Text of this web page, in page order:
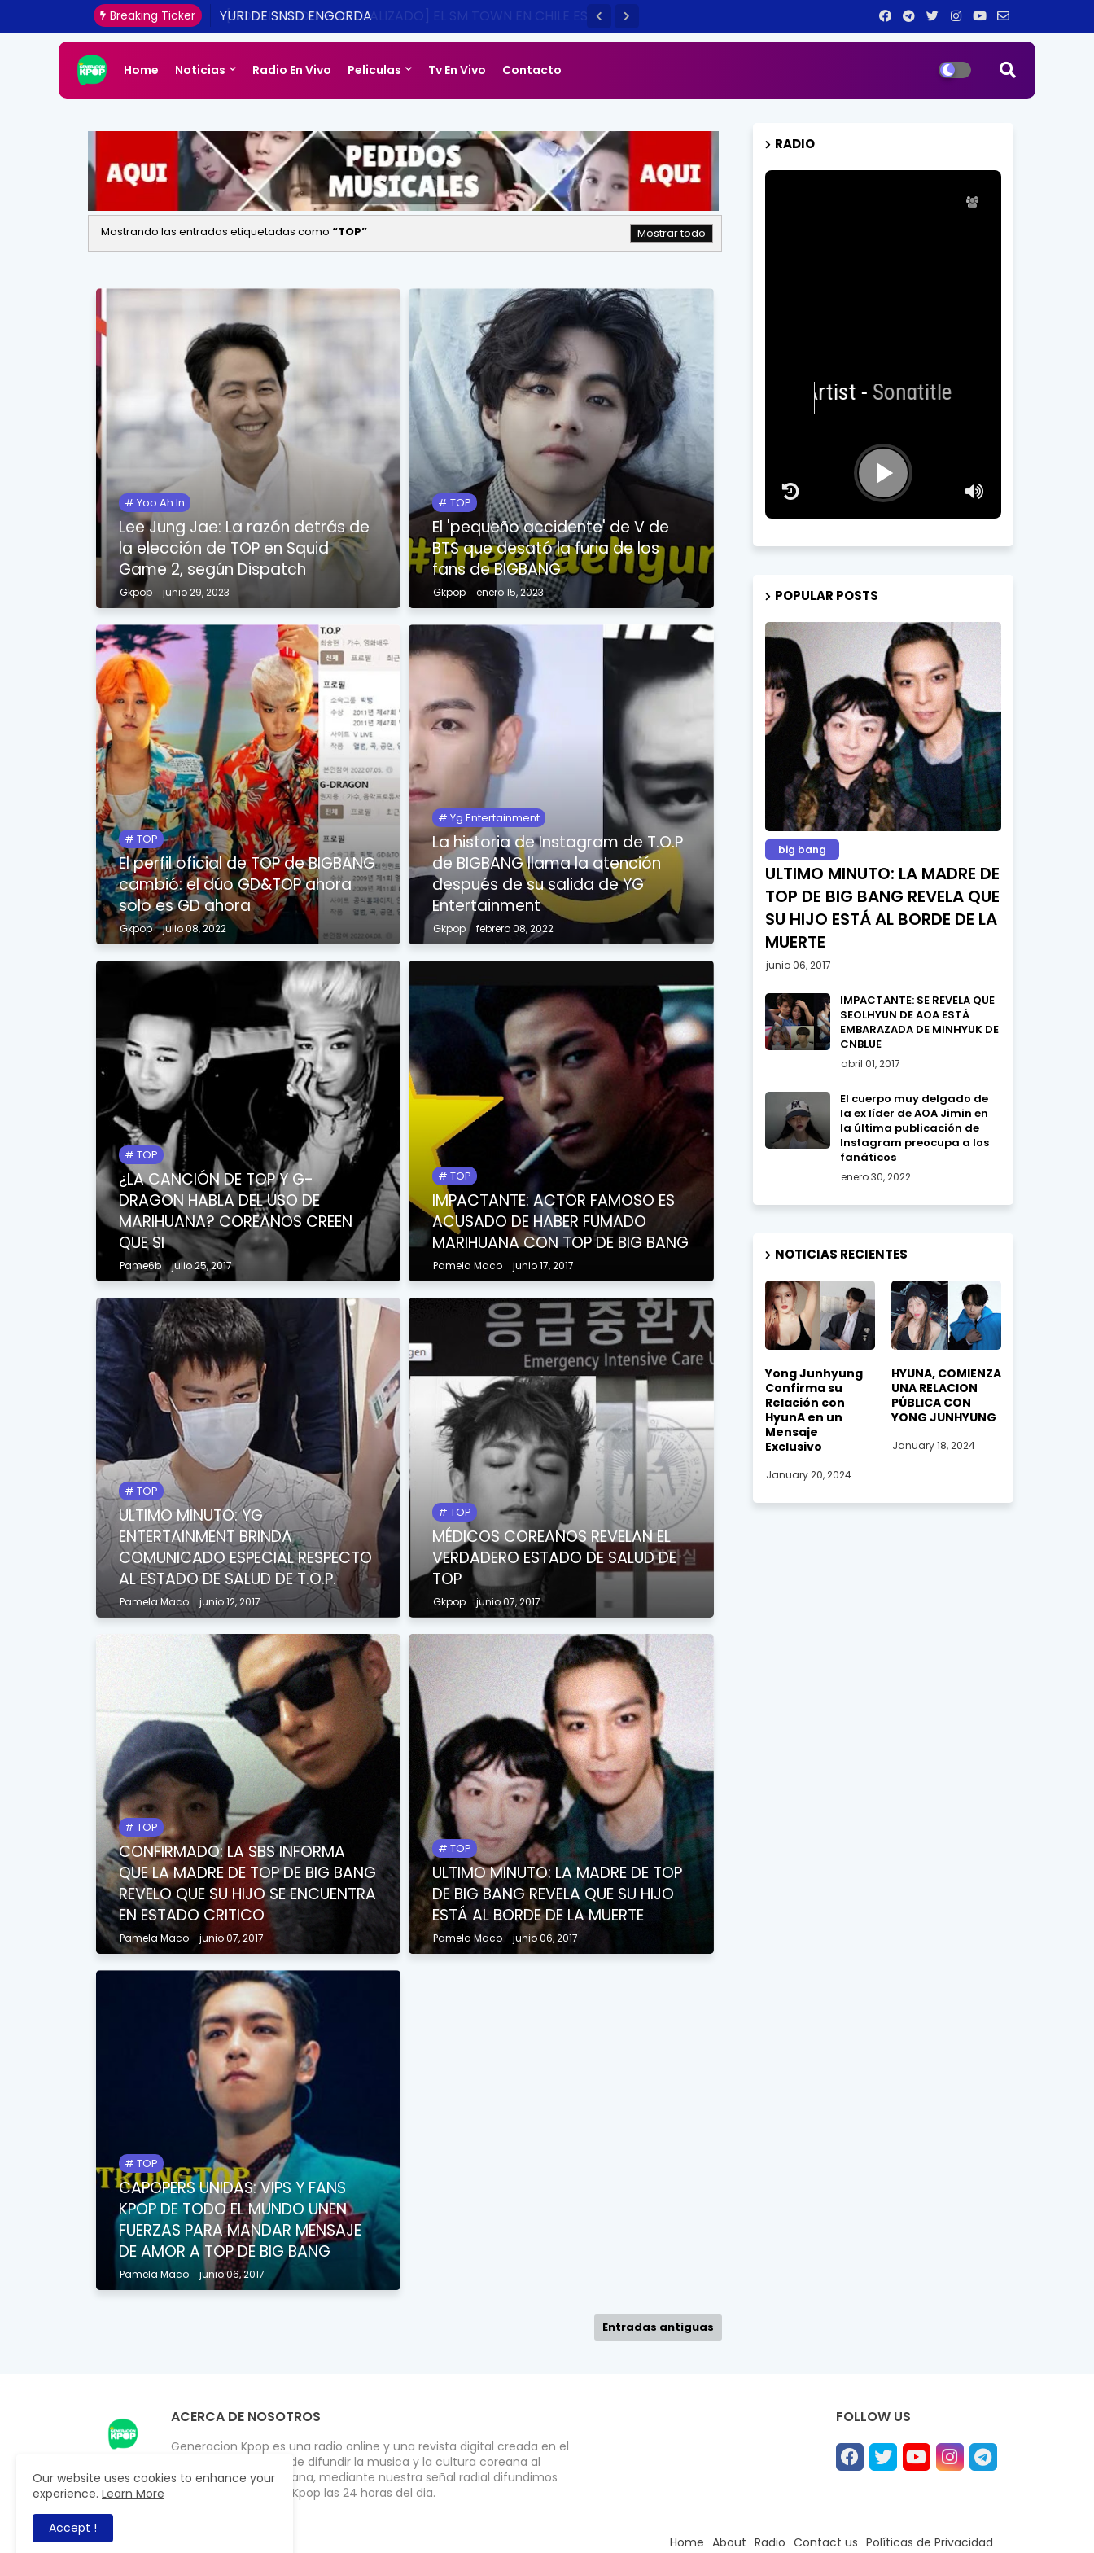
Breaking Ticker
[CONFIRMADO Y ACTUALIZADO] EL SM TOWN EN CHILE ES
UNA REALIDAD ESTE 2014
Home Noticias Radio En Vivo Peliculas Tv En Vivo Contacto
Mostrando las entradas etiquetadas como TOP Mostrar todo
Yoo Ah In
Lee Jung Jae: La razón detrás de
la elección de TOP en Squid
Game 2, según Dispatch
Gkpop junio 29, 2023
TOP
El 'pequeño accidente' de V de
BTS que desató la furia de los
fans de BIGBANG
Gkpop enero 15, 2023
TOP
El perfil oficial de TOP de BIGBANG
cambió: el dúo GD&TOP ahora
solo es GD ahora
Gkpop julio 08, 2022
Yg Entertainment
La historia de Instagram de T.O.P
de BIGBANG llama la atención
después de su salida de YG
Entertainment
Gkpop febrero 08, 2022
TOP
¿LA CANCIÓN DE TOP Y G-
DRAGON HABLA DEL USO DE
MARIHUANA? COREANOS CREEN
QUE SI
Pame6b julio 25, 2017
TOP
IMPACTANTE: ACTOR FAMOSO ES
ACUSADO DE HABER FUMADO
MARIHUANA CON TOP DE BIG BANG
Pamela Maco junio 17, 2017
TOP
ULTIMO MINUTO: YG
ENTERTAINMENT BRINDA
COMUNICADO ESPECIAL RESPECTO
AL ESTADO DE SALUD DE T.O.P.
Pamela Maco junio 12, 2017
TOP
MÉDICOS COREANOS REVELAN EL
VERDADERO ESTADO DE SALUD DE
TOP
Gkpop junio 07, 2017
TOP
CONFIRMADO: LA SBS INFORMA
QUE LA MADRE DE TOP DE BIG BANG
REVELO QUE SU HIJO SE ENCUENTRA
EN ESTADO CRITICO
Pamela Maco junio 07, 2017
TOP
ULTIMO MINUTO: LA MADRE DE TOP
DE BIG BANG REVELA QUE SU HIJO
ESTÁ AL BORDE DE LA MUERTE
Pamela Maco junio 06, 2017
TOP
CAPOPERS UNIDAS: VIPS Y FANS
KPOP DE TODO EL MUNDO UNEN
FUERZAS PARA MANDAR MENSAJE
DE AMOR A TOP DE BIG BANG
Pamela Maco junio 06, 2017
Entradas antiguas
RADIO
-Songtitle
POPULAR POSTS
big bang
ULTIMO MINUTO: LA MADRE DE
TOP DE BIG BANG REVELA QUE
SU HIJO ESTÁ AL BORDE DE LA
MUERTE
junio 06, 2017
IMPACTANTE: SE REVELA QUE
SEOLHYUN DE AOA ESTÁ
EMBARAZADA DE MINHYUK DE
CNBLUE
abril 01, 2017
El cuerpo muy delgado de
la ex líder de AOA Jimin en
la última publicación de
Instagram preocupa a los
fanáticos
enero 30, 2022
NOTICIAS RECIENTES
Yong Junhyung
Confirma su
Relación con
HyunA en un
Mensaje
Exclusivo
January 20, 2024
HYUNA, COMIENZA
UNA RELACION
PÚBLICA CON
YONG JUNHYUNG
January 18, 2024
ACERCA DE NOSOTROS
Generacion Kpop es una radio online y una revista digital creada en el
2009 con el objetivo de difundir la musica y la cultura coreana al
público de habla hispana, mediante nuestra señal radial difundimos
los ultimos éxitos del Kpop las 24 horas del dia.
FOLLOW US
Home About Radio Contact us Políticas de Privacidad
All Right Reserved Copyright ©
Our website uses cookies to enhance your
experience. Learn More
Accept !